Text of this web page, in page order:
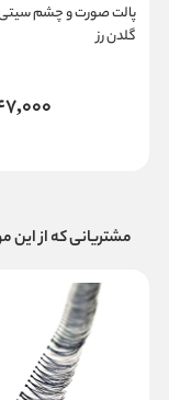
پالت صورت و چشم سیتی
گلدن رز
مشتریانی که از این